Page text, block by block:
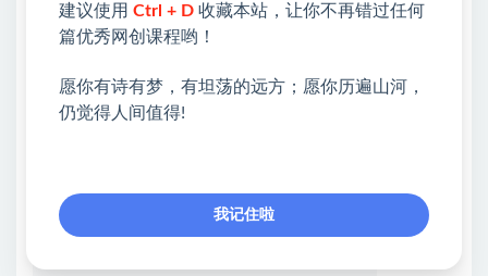
容，同时严格遵守平台相关规则与相关法律法规*
💖课程资料【免费】领取教程💖
①：点击右上角【
③：点击右上方【登录】领取
建议使用 Ctrl + D 收藏本站，让你不再错过任何
篇优秀网创课程哟！
愿你有诗有梦，有坦荡的远方；愿你历遍山河，
仍觉得人间值得!
我记住啦